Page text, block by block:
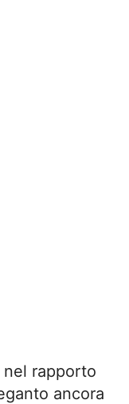
nel rapporto
ancora